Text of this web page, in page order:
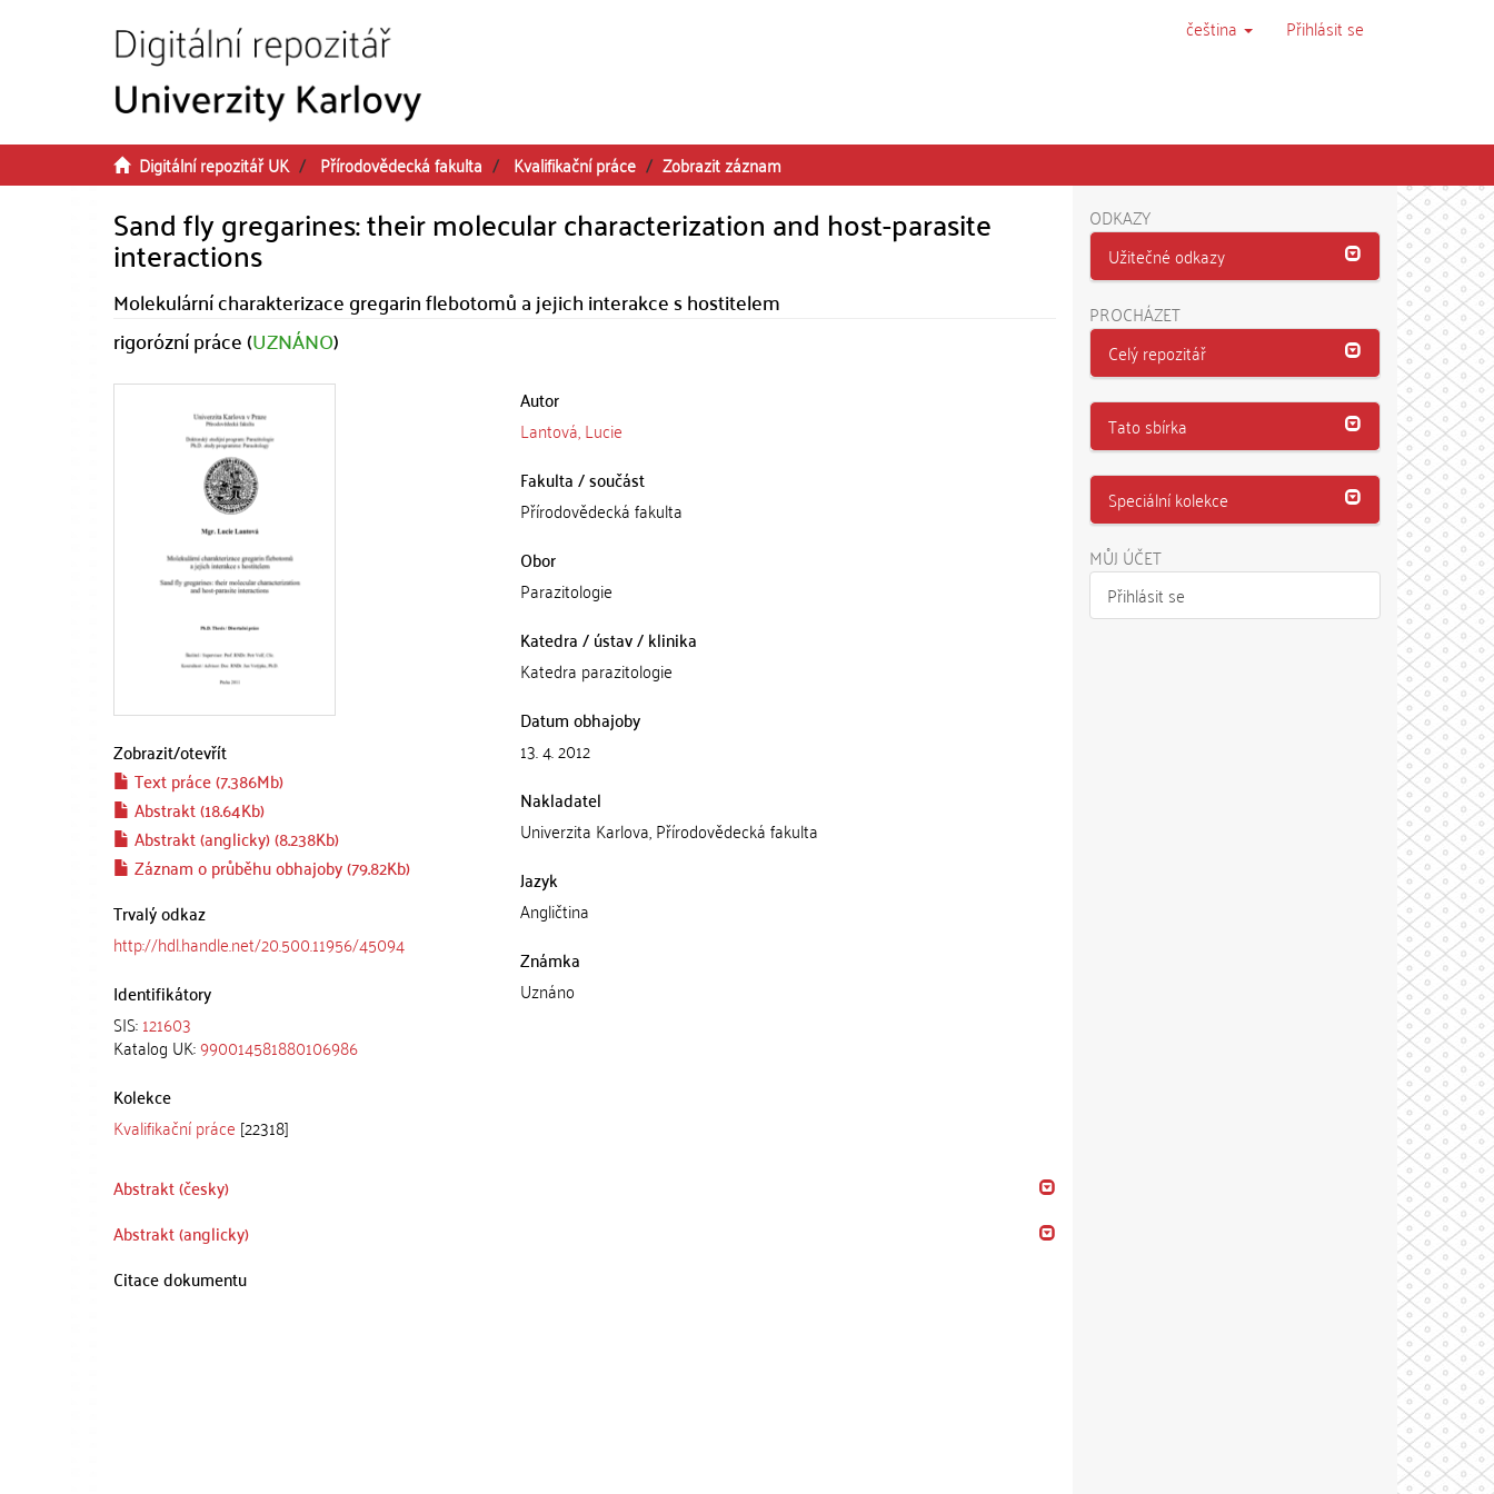
čeština Přihlásit se
Digitální repozitář UK Přírodovědecká fakulta Kvalifikační práce Zobrazit záznam
Sand fly gregarines: their molecular characterization and host-parasite
interactions
Molekulární charakterizace gregarin flebotomů a jejich interakce s hostitelem
rigorózní práce (UZNÁNO)
Zobrazit/otevřít
Text práce (7.386Mb)
Abstrakt (18.64Kb)
Abstrakt (anglicky) (8.238Kb)
Záznam o průběhu obhajoby (79.82Kb)
Trvalý odkaz
http://hdl.handle.net/20.500.11956/45094
Identifikátory
SIS:121603
Katalog UK:990014581880106986
Kolekce
Kvalifikační práce [22318]
Autor
Lantová, Lucie
Fakulta / součást
Přírodovědecká fakulta
Obor
Parazitologie
Katedra / ústav / klinika
Katedra parazitologie
Datum obhajoby
13. 4. 2012
Nakladatel
Univerzita Karlova, Přírodovědecká fakulta
Jazyk
Angličtina
Známka
Uznáno
Abstrakt (česky)
Abstrakt (anglicky)
Citace dokumentu
ODKAZY
Užitečné odkazy
PROCHÁZET
Celý repozitář
Tato sbírka
Speciální kolekce
MŮJ ÚČET
Přihlásit se